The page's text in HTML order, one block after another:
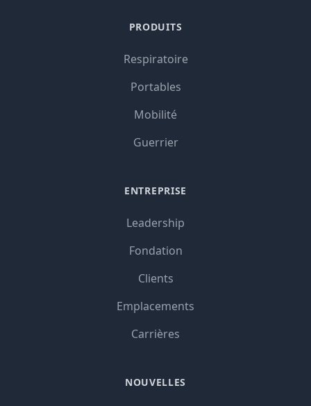
PRODUITS
Respiratoire
Portables
Mobilité
Guerrier
ENTREPRISE
Leadership
Fondation
Clients
Emplacements
Carrières
NOUVELLES